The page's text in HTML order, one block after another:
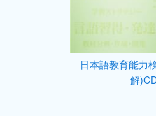
日本語教育能力
解